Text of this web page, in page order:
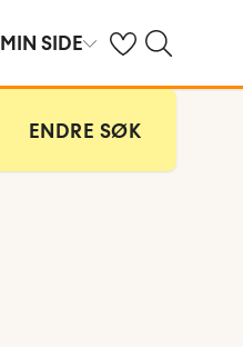
MIN SIDE Se dine sparte
Søk på ving.no
ENDRE SØK